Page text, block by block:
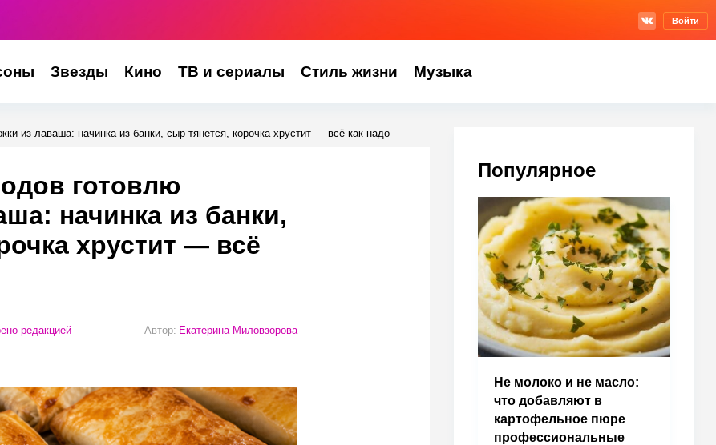
Войти
Звезды Кино ТВ и сериалы Стиль жизни Музыка
из лаваша: начинка из банки, сыр тянется, корочка хрустит — всё как надо
готовлю
начинка из банки,
хрустит — всё
редакцией Автор: Екатерина Миловзорова
Популярное
Не молоко и не масло:
что добавляют в
картофельное пюре
профессиональные